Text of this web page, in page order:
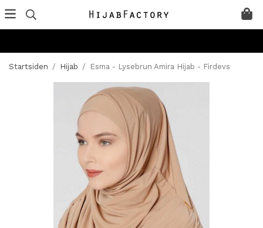
Startsiden / Hijab / Esma - Lysebrun Amira Hijab - Firdevs